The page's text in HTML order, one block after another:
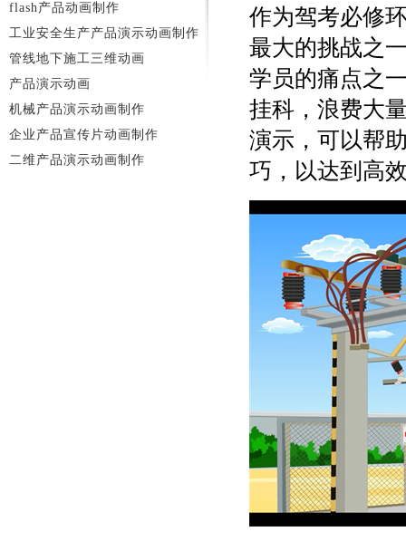
作为驾考必修
最大的挑战之
学员的痛点之
挂科，浪费大
演示，可以帮
巧，以达到高
flash产品动画制作
工业安全生产产品演示动画制作
管线地下施工三维动画
产品演示动画
机械产品演示动画制作
企业产品宣传片动画制作
二维产品演示动画制作